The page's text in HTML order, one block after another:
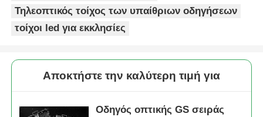
Τηλεοπτικός τοίχος των υπαίθριων οδηγήσεων
τοίχοι led για εκκλησίες
Αποκτήστε την καλύτερη τιμή για
Οδηγός οπτικής GS σειράς